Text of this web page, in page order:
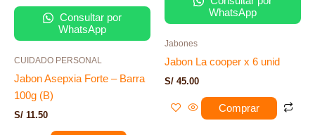
Consultar por
WhatsApp
CUIDADO PERSONAL
Jabon Asepxia Forte – Barra
100g (B)
S/ 11.50
WhatsApp
Jabones
Jabon La cooper x 6 unid
S/ 45.00
Comprar